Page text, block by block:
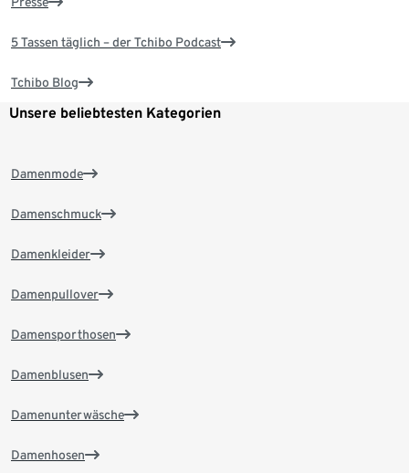
5 Tassen täglich – der Tchibo Podcast
Tchibo Blog
Unsere beliebtesten Kategorien
Damenmode
Damenschmuck
Damenkleider
Damenpullover
Damensporthosen
Damenblusen
Damenunterwäsche
Damenhosen